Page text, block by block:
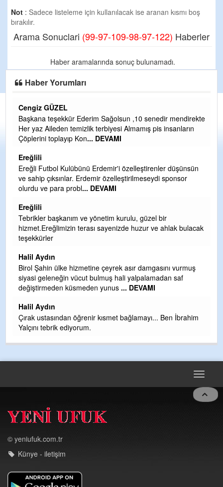
Not : Sadece listeleme için kullanılacak ise aranan kısmı boş
bırakılır.
Arama Sonuclari (99-97-109-98-97-122) Haberler
Haber aramalarında sonuç bulunamadı.
Haber Yorumları
Cengiz GÜZEL
Başkana teşekkür Ederim Sağolsun ,10 senedir mendirekte
Her yaz Aileden temizlik terbiyesi Almamış pis insanların
Çöplerini toplayıp Kon... DEVAMI
Ereğlili
Ereğli Futbol Kulübünü Erdemir'i özelleştirenler düşünsün
ve sahip çıksınlar. Erdemir özelleştirilmeseydi sponsor
olurdu ve para probl... DEVAMI
Ereğlili
Tebrikler başkanım ve yönetim kurulu, güzel bir
hizmet.Ereğlimizin terası sayenizde huzur ve ahlak bulacak
teşekkürler
Halil Aydın
Birol Şahin ülke hizmetine çeyrek asır damgasını vurmuş
siyasi geleneğin vücut bulmuş hali yalpalamadan saf
değiştirmeden küsmeden yunus ... DEVAMI
Halil Aydın
Çırak ustasından öğrenir kısmet bağlamayı... Ben İbrahim
Yalçını tebrik ediyorum.
Toggle
© yeniufuk.com.tr
Künye - iletişim